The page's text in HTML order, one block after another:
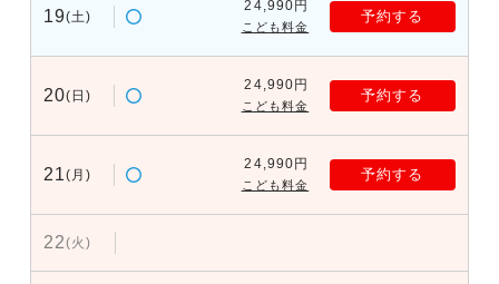
19(土)
24,990円
こども料金
予約する
20(日)
24,990円
こども料金
予約する
21(月)
24,990円
こども料金
予約する
22(火)